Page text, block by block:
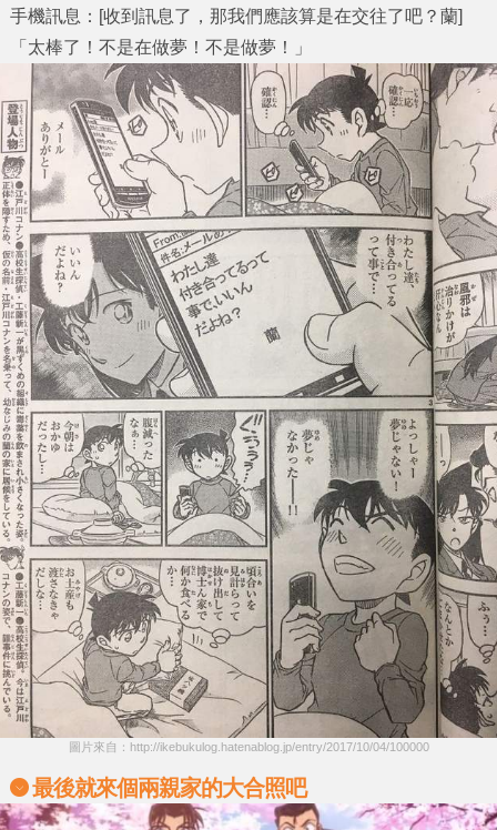
手機訊息：[收到訊息了，那我們應該算是在交往了吧？蘭]
「太棒了！不是在做夢！不是做夢！」
圖片來自：http://ikebukulog.hatenablog.jp/entry/2017/10/04/100000
最後就來個兩親家的大合照吧